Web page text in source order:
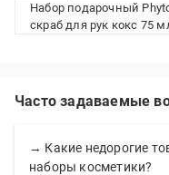
Набор подарочный
скраб для рук кокс 75
Часто задаваемые
→ Какие недорогие
наборы косметики?